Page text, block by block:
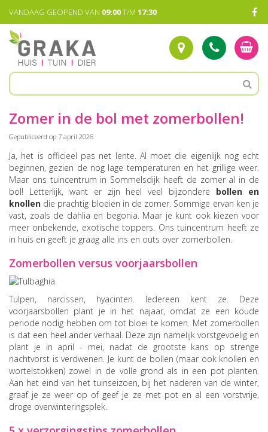
VANDAAG GEOPEND VAN 09:00T/M 17:30
Zomer in de bol met zomerbollen!
Gepubliceerd op 7 april 2026
Ja, het is officieel pas net lente. Al moet die eigenlijk nog echt
beginnen, gezien de nog lage temperaturen en het grillige weer.
Maar ons tuincentrum in Sommelsdijk heeft de zomer al in de
bol! Letterlijk, want er zijn heel veel bijzondere bollen en
knollen die prachtig bloeien in de zomer. Sommige ervan ken je
vast, zoals de dahlia en begonia. Maar je kunt ook kiezen voor
meer onbekende, exotische toppers. Ons tuincentrum heeft ze
in huis en geeft je graag alle ins en outs over zomerbollen.
Zomerbollen versus voorjaarsbollen
Tulpen, narcissen, hyacinten. Iedereen kent ze. Deze
voorjaarsbollen plant je in het najaar, omdat ze een koude
periode nodig hebben om tot bloei te komen. Met zomerbollen
is dat een heel ander verhaal. Deze zijn namelijk vorstgevoelig en
plant je in april - mei, nadat de grootste kans op strenge
nachtvorst is verdwenen. Je kunt de bollen (maar ook knollen en
wortelstokken) zowel in de volle grond als in een pot planten.
Aan het eind van het tuinseizoen, bij het naderen van de winter,
graaf je ze weer op of geef je ze met pot en al een vorstvrije,
droge overwinteringsplek.